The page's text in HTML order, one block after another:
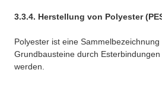
3.3.4. Herstellung von Polyester
Polyester ist eine
Grundbausteine durch
werden.